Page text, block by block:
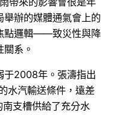
舉辦的媒體通氣會上的
點邏輯——致災性與降
系。
于2008年。張濤指出
水汽輸送條件，遠差
支槽供給了充分水